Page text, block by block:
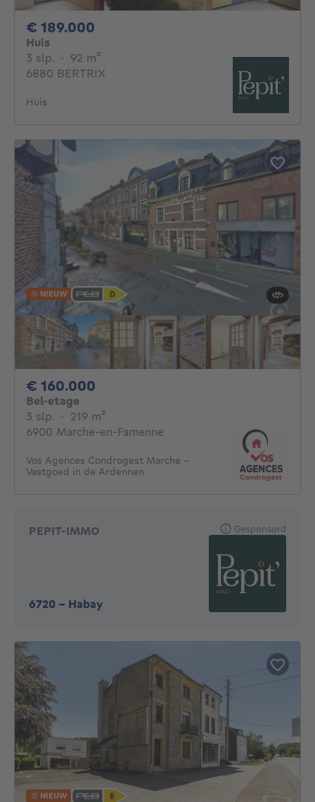
€ 189.000
Huis
3 slp. 3 slaapkamers
· 92 m²
6880 BERTRIX
Huis
NIEUW
€ 160.000
Bel-etage
3 slp. 3 slaapkamers
· 219 m²
6900 Marche-en-Famenne
Vos Agences Condrogest Marche -
Vastgoed in de Ardennen
PEPIT-IMMO
6720 - Habay
Gesponsord
NIEUW